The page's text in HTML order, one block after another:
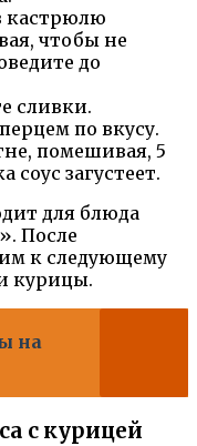
кастрюлю
чтобы не
до
сливки.
по вкусу.
помешивая, 5
соус загустеет.
для блюда
После
к следующему
курицы.
на
с курицей